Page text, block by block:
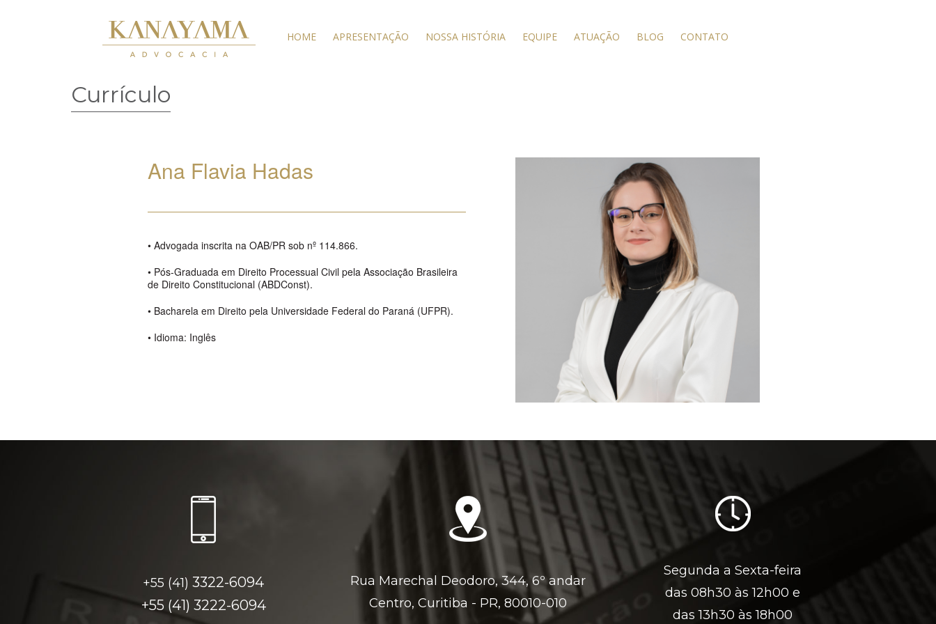
HOME APRESENTAÇÃO NOSSA HISTÓRIA EQUIPE ATUAÇÃO BLOG CONTATO
Currículo
Ana Flavia Hadas
• Advogada inscrita na OAB/PR sob nº 114.866.
• Pós-Graduada em Direito Processual Civil pela Associação Brasileira
de Direito Constitucional (ABDConst).
• Bacharela em Direito pela Universidade Federal do Paraná (UFPR).
• Idioma: Inglês
+55 (41) 3322-6094
+55 (41) 3222-6094
Rua Marechal Deodoro, 344, 6º andar
Centro, Curitiba - PR, 80010-010
Segunda a Sexta-feira
das 08h30 às 12h00 e
das 13h30 às 18h00